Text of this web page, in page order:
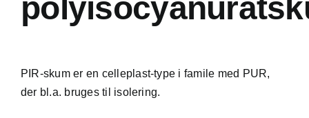
PIR-skum er en celleplast-type i famile med PUR,
der bl.a. bruges til isolering.